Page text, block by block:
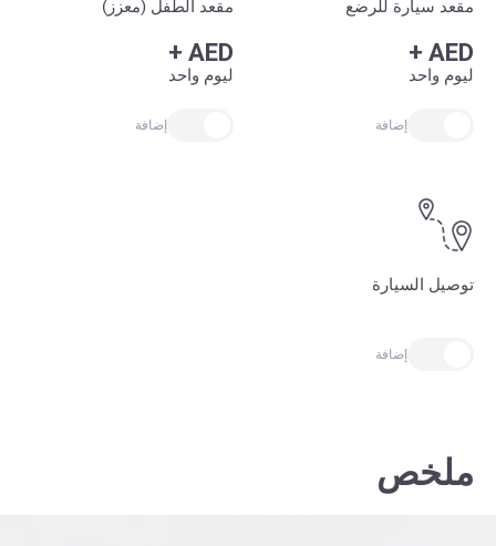
مقعد سيارة للرضع
+AED
ليوم واحد
إضافة
مقعد الطفل (معزز)
+AED
ليوم واحد
إضافة
توصيل السيارة
إضافة
ملخص